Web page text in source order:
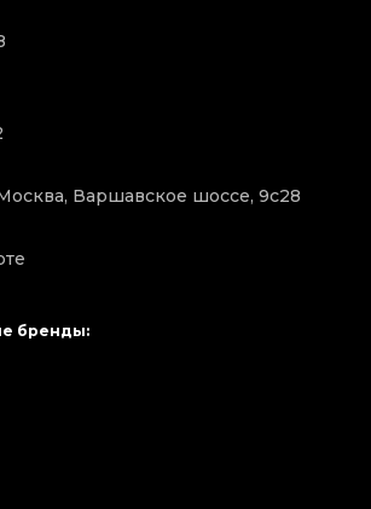
Москва, Варшавское шоссе, 9с28
бренды: